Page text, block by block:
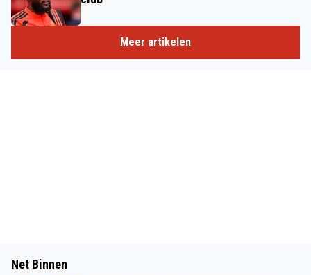
Meer artikelen
Net Binnen